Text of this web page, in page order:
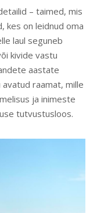
– taimed, mis
kes on leidnud oma
laul seguneb
kivide vastu
aastate
raamat, mille
ja inimeste
tutvustusloos.